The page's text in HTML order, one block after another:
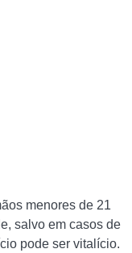
menores de 21
salvo em casos de
pode ser vitalício.